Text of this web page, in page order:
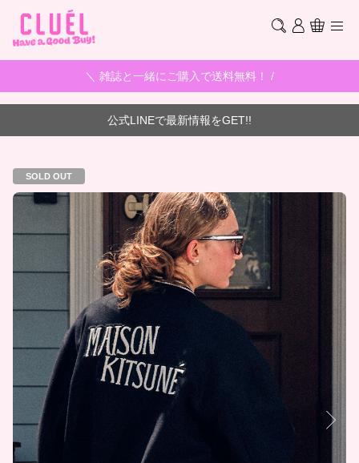
＼ 雑誌と一緒にご購入で送料無料！ /
公式LINEで最新情報をGET!!
SOLD OUT